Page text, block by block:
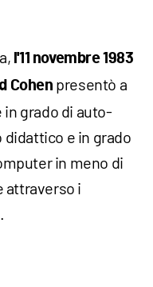
l'11 novembre 1983
Cohen presentò a
grado di auto-
e in grado
in meno di
attraverso i